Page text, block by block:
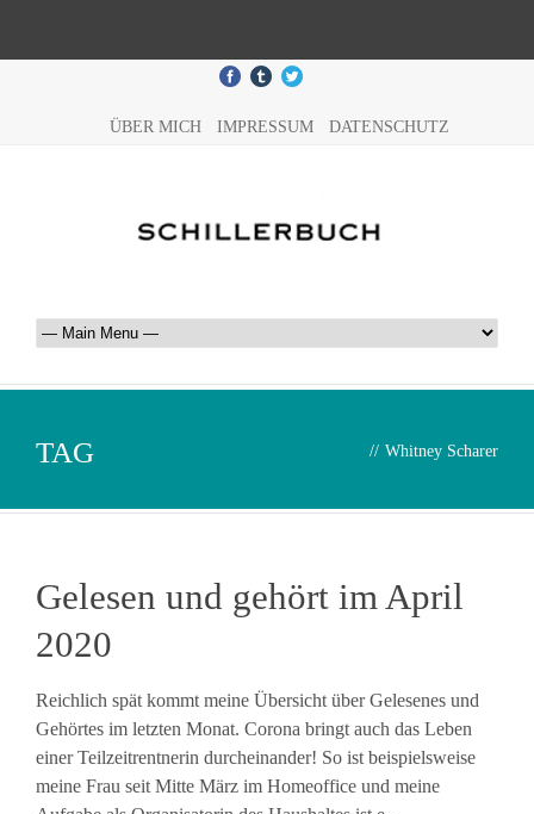
ÜBER MICH IMPRESSUM DATENSCHUTZ
TAG // Whitney Scharer
Gelesen und gehört im April
2020
Reichlich spät kommt meine Übersicht über Gelesenes und
Gehörtes im letzten Monat. Corona bringt auch das Leben
einer Teilzeitrentnerin durcheinander! So ist beispielsweise
meine Frau seit Mitte März im Homeoffice und meine